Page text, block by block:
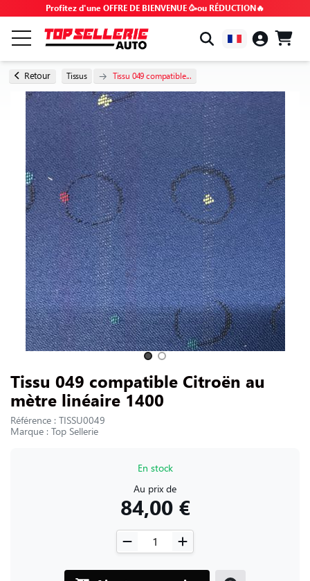
Profitez d'une OFFRE DE BIENVENUE 🥳ou RÉDUCTION🔥
PAR MARQUE & MODÈLE
TOUS LES PRODUITS
BONS PLANS
CODES PROMO
CONSEILS & TUTOS
FAQ
NOUS CONTACTER
Retour Tissus Tissu 049 compatible...
Tissu 049 compatible Citroën au
mètre linéaire 1400
Référence : TISSU0049
Marque : Top Sellerie
En stock
Au prix de
84,00 €